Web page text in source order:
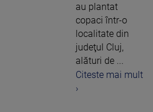
au plantat
copaci într-o
localitate din
judeţul Cluj,
alături de ...
Citeste mai mult
›